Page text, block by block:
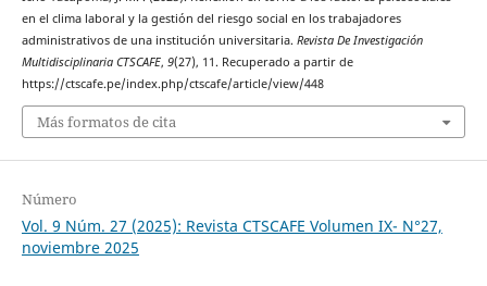
en el clima laboral y la gestión del riesgo social en los trabajadores
administrativos de una institución universitaria. Revista De Investigación
Multidisciplinaria CTSCAFE, 9(27), 11. Recuperado a partir de
https://ctscafe.pe/index.php/ctscafe/article/view/448
Más formatos de cita
Número
Vol. 9 Núm. 27 (2025): Revista CTSCAFE Volumen IX- N°27,
noviembre 2025